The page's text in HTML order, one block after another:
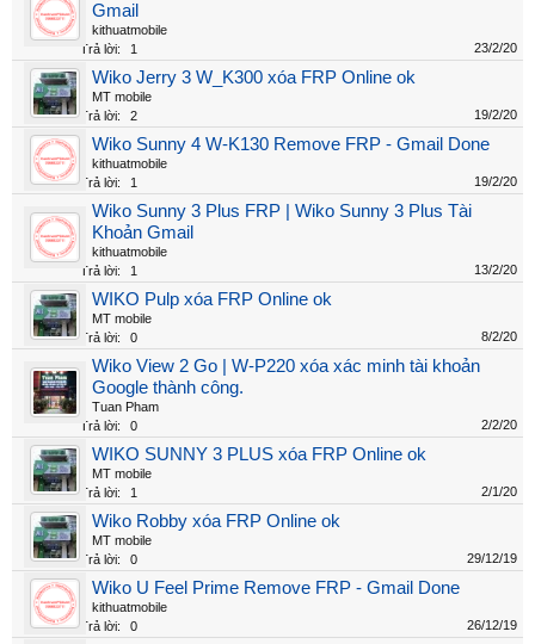
Gmail
kithuatmobile
Trả lời:
1 23/2/20
Wiko Jerry 3 W_K300 xóa FRP Online ok
MT mobile
Trả lời:
2 19/2/20
Wiko Sunny 4 W-K130 Remove FRP - Gmail Done
kithuatmobile
Trả lời:
1 19/2/20
Wiko Sunny 3 Plus FRP | Wiko Sunny 3 Plus Tài
Khoản Gmail
kithuatmobile
Trả lời:
1 13/2/20
WIKO Pulp xóa FRP Online ok
MT mobile
Trả lời:
0 8/2/20
Wiko View 2 Go | W-P220 xóa xác minh tài khoản
Google thành công.
Tuan Pham
Trả lời:
0 2/2/20
WIKO SUNNY 3 PLUS xóa FRP Online ok
MT mobile
Trả lời:
1 2/1/20
Wiko Robby xóa FRP Online ok
MT mobile
Trả lời:
0 29/12/19
Wiko U Feel Prime Remove FRP - Gmail Done
kithuatmobile
Trả lời:
0 26/12/19